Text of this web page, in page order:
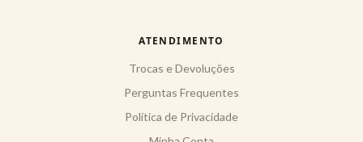
ATENDIMENTO
Trocas e Devoluções
Perguntas Frequentes
Política de Privacidade